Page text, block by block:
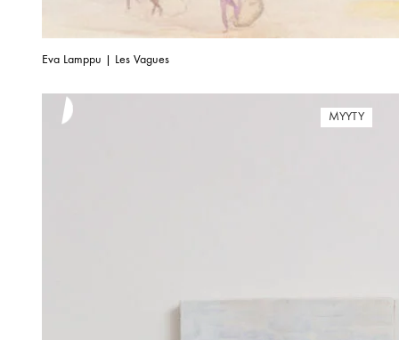
Eva Lamppu | Les Vagues
MYYTY